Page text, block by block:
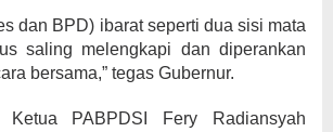
dan BPD) ibarat seperti dua sisi mata
saling melengkapi dan diperankan
bersama,” tegas Gubernur.
Ketua PABPDSI Fery Radiansyah